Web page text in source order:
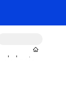
صفحه اصلی